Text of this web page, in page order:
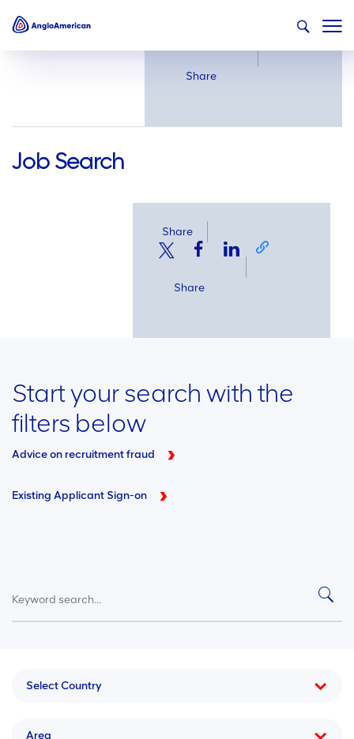
Share
Job Search
Share
Share
Start your search with the
filters below
Advice on recruitment fraud
Existing Applicant Sign-on
Select Country
Area